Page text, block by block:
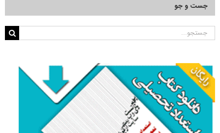
جست و جو
جستجو